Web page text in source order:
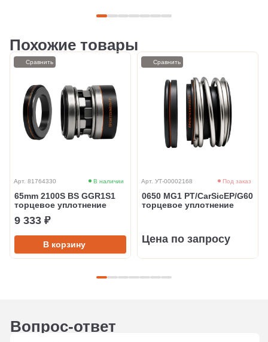
Похожие товары
Арт. 81764330 В наличии
65mm 2100S BS GGR1S1
торцевое уплотнение
9 333 ₽
В корзину
Сравнить
Арт. УТ-00002168 Под заказ
0650 MG1 PT/CarSicEP/G60
торцевое уплотнение
Цена по запросу
Сравнить
Вопрос-ответ